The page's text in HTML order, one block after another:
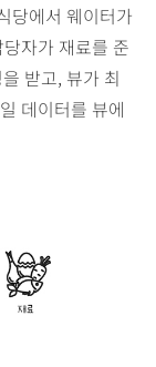
당에서 웨이터가
자가 재료를 준
받고, 뷰가 최
데이터를 뷰에